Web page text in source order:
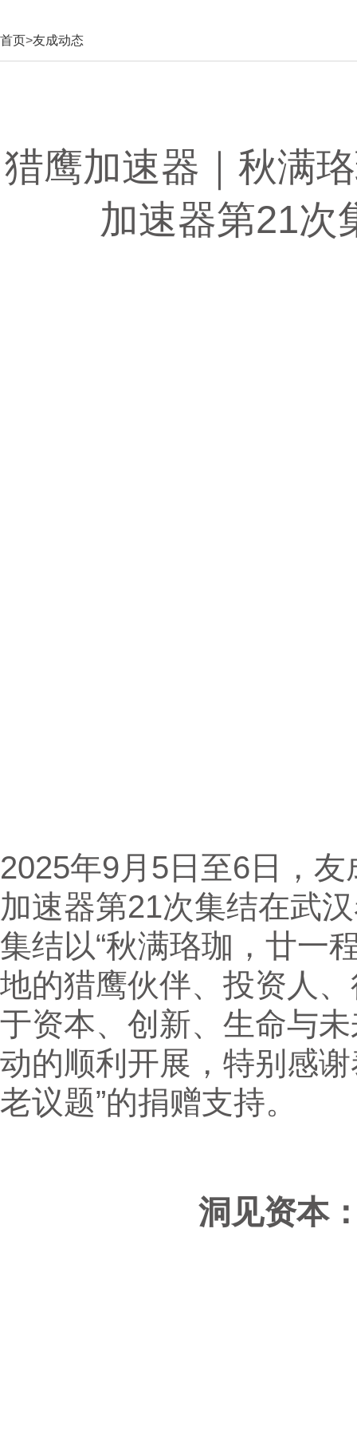
首页>友成动态
猎鹰加速器｜秋满
加速器第21次
2025年9月5日至6日，
加速器第21次集结在武
集结以“秋满珞珈，廿一
地的猎鹰伙伴、投资人
于资本、创新、生命与
动的顺利开展，特别感
老议题”的捐赠支持。
洞见资本